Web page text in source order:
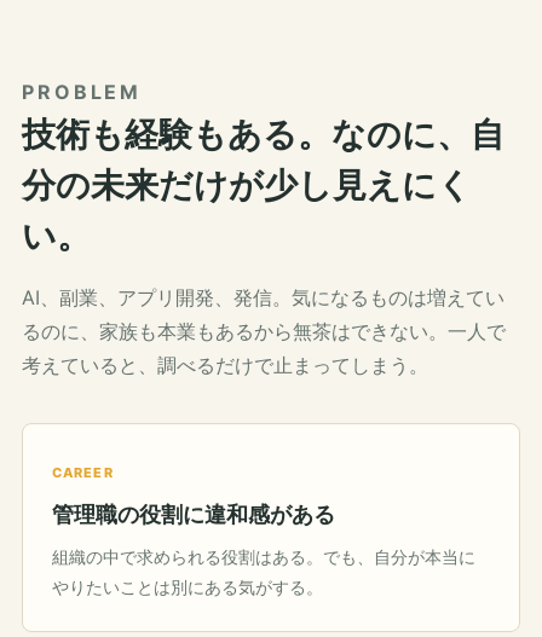
PROBLEM
技術も経験もある。なのに、自
分の未来だけが少し見えにく
い。
AI、副業、アプリ開発、発信。気になるものは増えてい
るのに、家族も本業もあるから無茶はできない。一人で
考えていると、調べるだけで止まってしまう。
CAREER
管理職の役割に違和感がある
組織の中で求められる役割はある。でも、自分が本当に
やりたいことは別にある気がする。